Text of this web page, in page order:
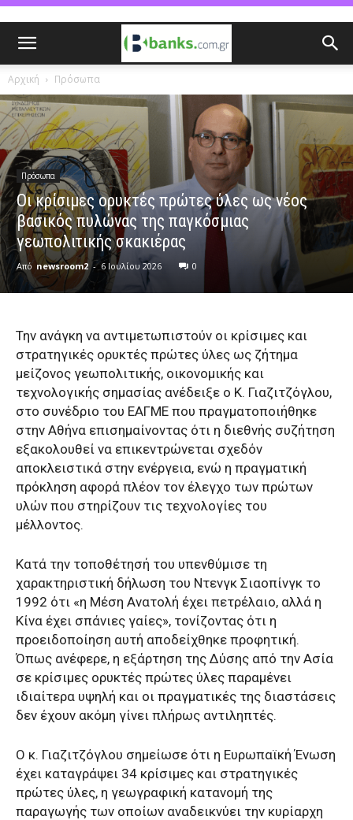
Αρχική Πρόσωπα
Πρόσωπα
Οι κρίσιμες ορυκτές πρώτες ύλες ως νέος
βασικός πυλώνας της παγκόσμιας
γεωπολιτικής σκακιέρας
Από newsroom2 - 6 Ιουλίου 2026 0
Την ανάγκη να αντιμετωπιστούν οι κρίσιμες και
στρατηγικές ορυκτές πρώτες ύλες ως ζήτημα
μείζονος γεωπολιτικής, οικονομικής και
τεχνολογικής σημασίας ανέδειξε ο Κ. Γιαζιτζόγλου,
στο συνέδριο του ΕΑΓΜΕ που πραγματοποιήθηκε
στην Αθήνα επισημαίνοντας ότι η διεθνής συζήτηση
εξακολουθεί να επικεντρώνεται σχεδόν
αποκλειστικά στην ενέργεια, ενώ η πραγματική
πρόκληση αφορά πλέον τον έλεγχο των πρώτων
υλών που στηρίζουν τις τεχνολογίες του
μέλλοντος.
Κατά την τοποθέτησή του υπενθύμισε τη
χαρακτηριστική δήλωση του Ντενγκ Σιαοπίνγκ το
1992 ότι «η Μέση Ανατολή έχει πετρέλαιο, αλλά η
Κίνα έχει σπάνιες γαίες», τονίζοντας ότι η
προειδοποίηση αυτή αποδείχθηκε προφητική.
Όπως ανέφερε, η εξάρτηση της Δύσης από την Ασία
σε κρίσιμες ορυκτές πρώτες ύλες παραμένει
ιδιαίτερα υψηλή και οι πραγματικές της διαστάσεις
δεν έχουν ακόμη γίνει πλήρως αντιληπτές.
Ο κ. Γιαζιτζόγλου σημείωσε ότι η Ευρωπαϊκή Ένωση
έχει καταγράψει 34 κρίσιμες και στρατηγικές
πρώτες ύλες, η γεωγραφική κατανομή της
παραγωγής των οποίων αναδεικνύει την κυρίαρχη